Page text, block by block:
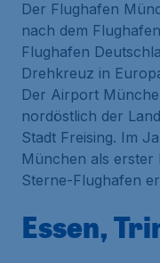
Der Flughafen
nach dem
Flughafen
Drehkreuz in
Der Airport
nordöstlich der
Stadt Freising. Im
München als
Sterne-Flughafen
Essen,